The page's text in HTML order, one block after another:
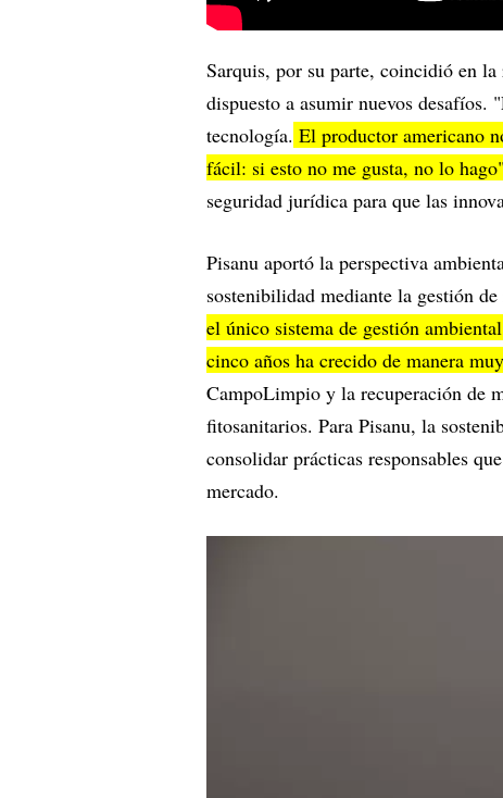
Sarquis, por su parte, coincidió en
dispuesto a asumir nuevos
tecnología. El productor americano
fácil: si esto no me gusta, no lo hago"
seguridad jurídica para que las
Pisanu aportó la perspectiva
sostenibilidad mediante la gestión de
el único sistema de gestión
cinco años ha crecido de manera
CampoLimpio y la recuperación de
fitosanitarios. Para Pisanu, la
consolidar prácticas responsables
mercado.